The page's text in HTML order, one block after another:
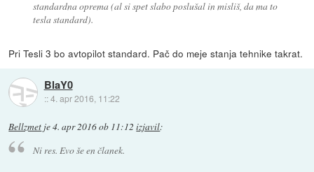
standardna oprema (al si spet slabo poslušal in misliš, da ma to
tesla standard).
Pri Tesli 3 bo avtopilot standard. Pač do meje stanja tehnike takrat.
BlaY0
::4. apr 2016, 11:22
Bellzmet je4. apr 2016 ob 11:12 izjavil:
Ni res. Evo še en članek.